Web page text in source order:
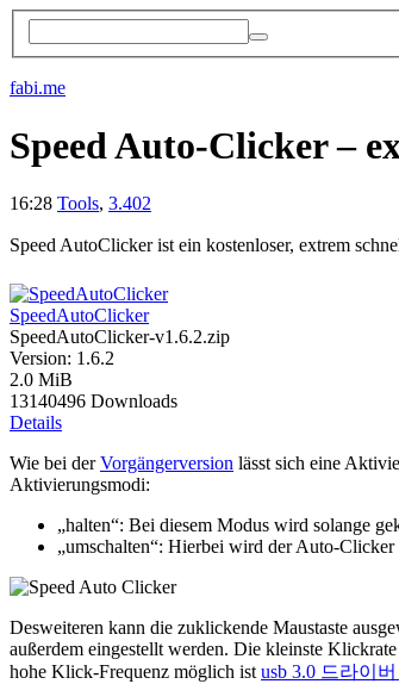
fabi.me
Speed Auto-Clicker –
16:28 Tools, 3.402
Speed AutoClicker ist ein kostenloser, extrem
SpeedAutoClicker
SpeedAutoClicker-v1.6.2.zip
Version: 1.6.2
2.0 MiB
13140496 Downloads
Details
Wie bei derVorgängerversion lässt sich eine
Aktivierungsmodi:
„halten“: Bei diesem Modus wird solange
„umschalten“: Hierbei wird der Auto-
Desweiteren kann die zuklickende Maustaste
außerdem eingestellt werden. Die kleinste
hohe Klick-Frequenz möglich istusb 3.0 드라이